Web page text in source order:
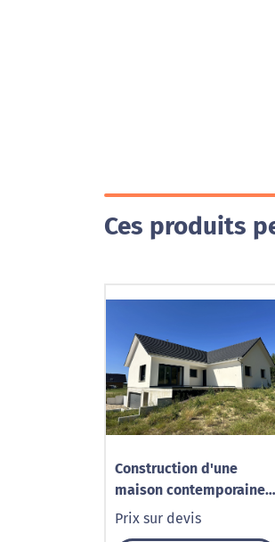
Ces produits
Construction d'une
maison contemporaine
sur sous-sol à
Prix sur devis